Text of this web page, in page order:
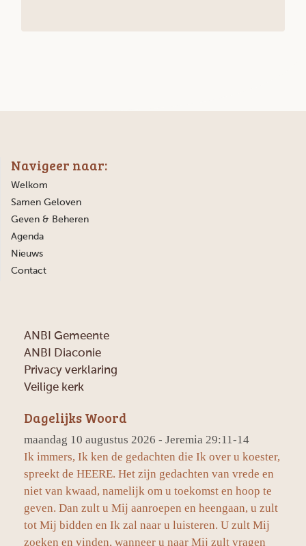
Navigeer naar:
Welkom
Samen Geloven
Geven & Beheren
Agenda
Nieuws
Contact
ANBI Gemeente
ANBI Diaconie
Privacy verklaring
Veilige kerk
Dagelijks Woord
maandag 10 augustus 2026 - Jeremia 29:11-14
Ik immers, Ik ken de gedachten die Ik over u koester,
spreekt de HEERE. Het zijn gedachten van vrede en
niet van kwaad, namelijk om u toekomst en hoop te
geven. Dan zult u Mij aanroepen en heengaan, u zult
tot Mij bidden en Ik zal naar u luisteren. U zult Mij
zoeken en vinden, wanneer u naar Mij zult vragen